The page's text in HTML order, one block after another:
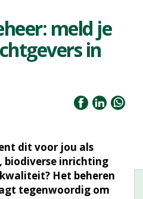
meld je
in
dit voor jou als
biodiverse inrichting
Het beheren
tegenwoordig om